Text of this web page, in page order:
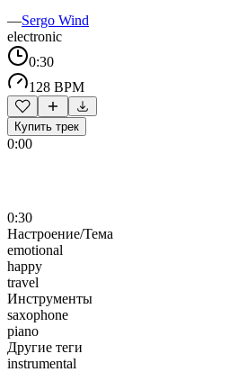
—Sergo Wind
electronic
0:30
128 BPM
Купить трек
0:00
0:30
Настроение/Тема
emotional
happy
travel
Инструменты
saxophone
piano
Другие теги
instrumental